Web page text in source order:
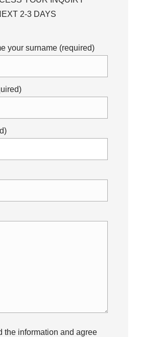
2-3 DAYS
your surname (required)
the information and agree